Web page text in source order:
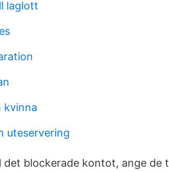
laglott
kvinna
uteservering
blockerade kontot, ange de